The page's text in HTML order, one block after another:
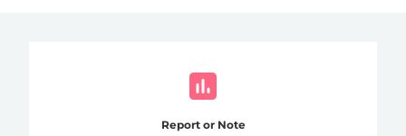
Report or Note